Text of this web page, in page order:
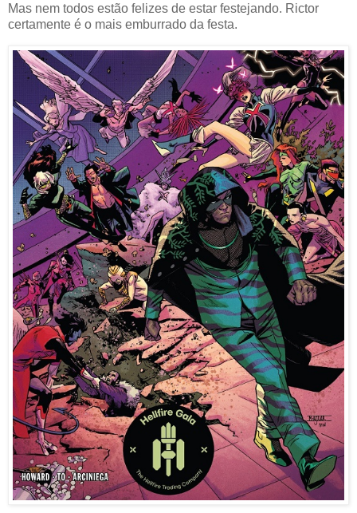
Mas nem todos estão felizes de estar festejando. Rictor
certamente é o mais emburrado da festa.